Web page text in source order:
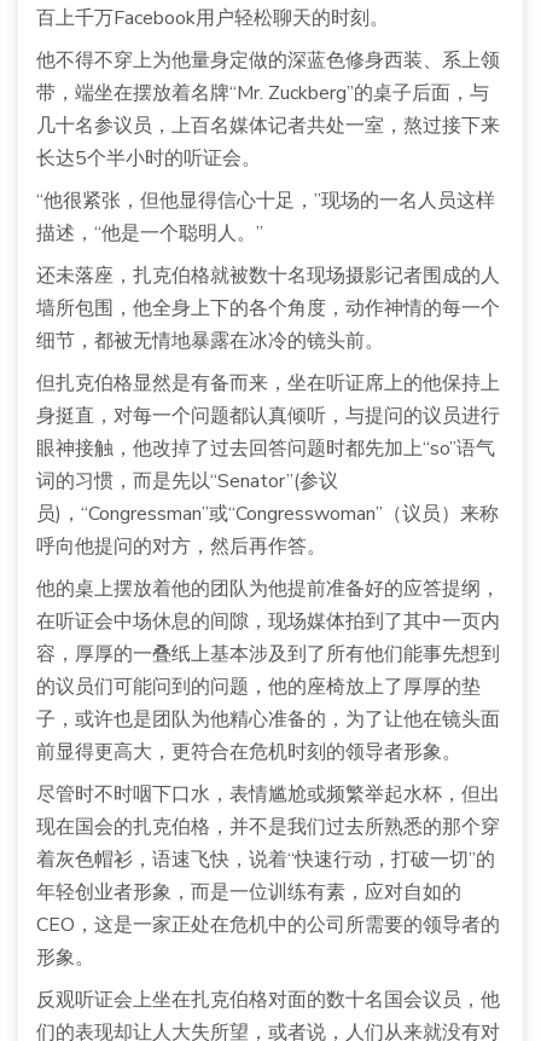
百上千万Facebook用户轻松聊天的时刻。
他不得不穿上为他量身定做的深蓝色修身西装、系上领
带，端坐在摆放着名牌“Mr. Zuckberg”的桌子后面，与
几十名参议员，上百名媒体记者共处一室，熬过接下来
长达5个半小时的听证会。
“他很紧张，但他显得信心十足，”现场的一名人员这样
描述，“他是一个聪明人。”
还未落座，扎克伯格就被数十名现场摄影记者围成的人
墙所包围，他全身上下的各个角度，动作神情的每一个
细节，都被无情地暴露在冰冷的镜头前。
但扎克伯格显然是有备而来，坐在听证席上的他保持上
身挺直，对每一个问题都认真倾听，与提问的议员进行
眼神接触，他改掉了过去回答问题时都先加上“so”语气
词的习惯，而是先以“Senator”(参议
员)，“Congressman”或“Congresswoman”（议员）来称
呼向他提问的对方，然后再作答。
他的桌上摆放着他的团队为他提前准备好的应答提纲，
在听证会中场休息的间隙，现场媒体拍到了其中一页内
容，厚厚的一叠纸上基本涉及到了所有他们能事先想到
的议员们可能问到的问题，他的座椅放上了厚厚的垫
子，或许也是团队为他精心准备的，为了让他在镜头面
前显得更高大，更符合在危机时刻的领导者形象。
尽管时不时咽下口水，表情尴尬或频繁举起水杯，但出
现在国会的扎克伯格，并不是我们过去所熟悉的那个穿
着灰色帽衫，语速飞快，说着“快速行动，打破一切”的
年轻创业者形象，而是一位训练有素，应对自如的
CEO，这是一家正处在危机中的公司所需要的领导者的
形象。
反观听证会上坐在扎克伯格对面的数十名国会议员，他
们的表现却让人大失所望，或者说，人们从来就没有对